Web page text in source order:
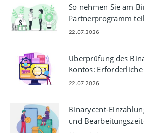
So nehmen Sie am
Partnerprogramm
und Anforderungen
22.07.2026
Überprüfung des
Kontos:
und Schritte
22.07.2026
Binarycent-
und